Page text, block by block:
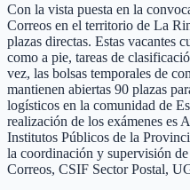
Con la vista puesta en la
Correos en el territorio de La
plazas directas. Estas vacantes
como a pie, tareas de
vez, las bolsas temporales de
mantienen abiertas 90 plazas
logísticos en la comunidad de
realización de los exámenes es
Institutos Públicos de la
la coordinación y supervisión
Correos, CSIF Sector Postal,